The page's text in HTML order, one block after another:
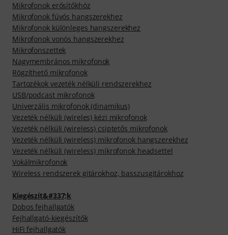
Mikrofonok erősítőkhöz
Mikrofonok fúvós hangszerekhez
Mikrofonok különleges hangszerekhez
Mikrofonok vonós hangszerekhez
Mikrofonszettek
Nagymembrános mikrofonok
Rögzíthető mikrofonok
Tartozékok vezeték nélküli rendszerekhez
USB/podcast mikrofonok
Univerzális mikrofonok (dinamikus)
Vezeték nélküli (wireles) kézi mikrofonok
Vezeték nélküli (wireless) csiptetős mikrofonok
Vezeték nélküli (wireless) mikrofonok hangszerekhez
Vezeték nélküli (wireless) mikrofonok headsettel
Vokálmikrofonok
Wireless rendszerek gitárokhoz, basszusgitárokhoz
Kiegészít&#337;k
Dobos fejhallgatók
Fejhallgató-kiegészítők
HiFi fejhallgatók